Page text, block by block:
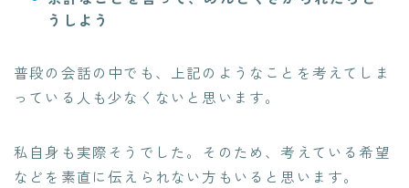
うしよう
普段の会話の中でも、上記のようなことを考えてしま
っている人も少なくないと思います。
私自身も実際そうでした。そのため、考えている希望
などを素直に伝えられない方もいると思います。